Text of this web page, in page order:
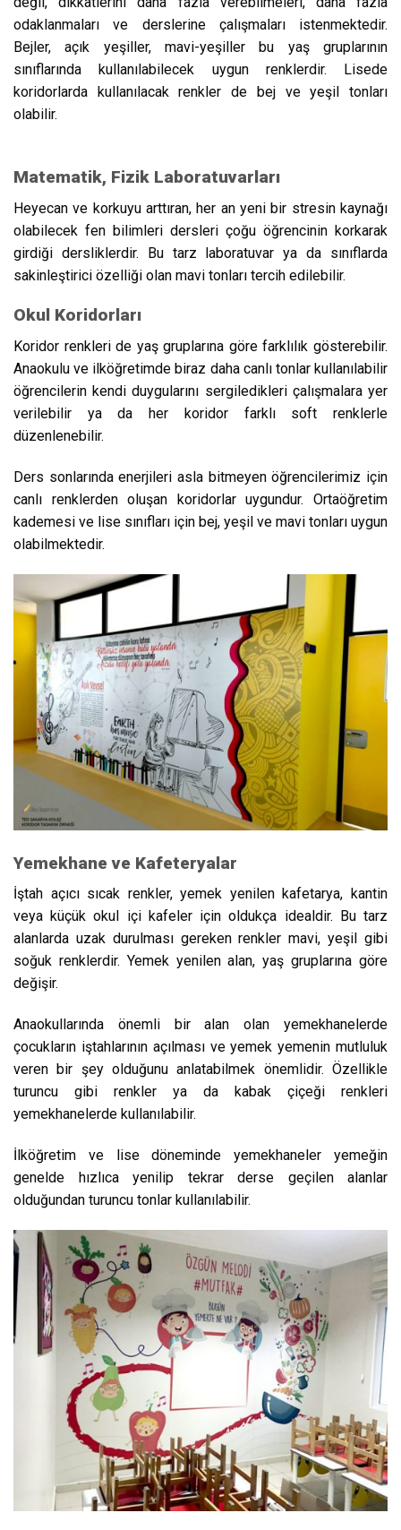
odaklanmaları ve derslerine çalışmaları istenmektedir.
Bejler, açık yeşiller, mavi-yeşiller bu yaş gruplarının
sınıflarında kullanılabilecek uygun renklerdir. Lisede
koridorlarda kullanılacak renkler de bej ve yeşil tonları
olabilir.
Matematik, Fizik Laboratuvarları
Heyecan ve korkuyu arttıran, her an yeni bir stresin kaynağı
olabilecek fen bilimleri dersleri çoğu öğrencinin korkarak
girdiği dersliklerdir. Bu tarz laboratuvar ya da sınıflarda
sakinleştirici özelliği olan mavi tonları tercih edilebilir.
Okul Koridorları
Koridor renkleri de yaş gruplarına göre farklılık gösterebilir.
Anaokulu ve ilköğretimde biraz daha canlı tonlar kullanılabilir
öğrencilerin kendi duygularını sergiledikleri çalışmalara yer
verilebilir ya da her koridor farklı soft renklerle
düzenlenebilir.
Ders sonlarında enerjileri asla bitmeyen öğrencilerimiz için
canlı renklerden oluşan koridorlar uygundur. Ortaöğretim
kademesi ve lise sınıfları için bej, yeşil ve mavi tonları uygun
olabilmektedir.
Yemekhane ve Kafeteryalar
İştah açıcı sıcak renkler, yemek yenilen kafetarya, kantin
veya küçük okul içi kafeler için oldukça idealdir. Bu tarz
alanlarda uzak durulması gereken renkler mavi, yeşil gibi
soğuk renklerdir. Yemek yenilen alan, yaş gruplarına göre
değişir.
Anaokullarında önemli bir alan olan yemekhanelerde
çocukların iştahlarının açılması ve yemek yemenin mutluluk
veren bir şey olduğunu anlatabilmek önemlidir. Özellikle
turuncu gibi renkler ya da kabak çiçeği renkleri
yemekhanelerde kullanılabilir.
İlköğretim ve lise döneminde yemekhaneler yemeğin
genelde hızlıca yenilip tekrar derse geçilen alanlar
olduğundan turuncu tonlar kullanılabilir.